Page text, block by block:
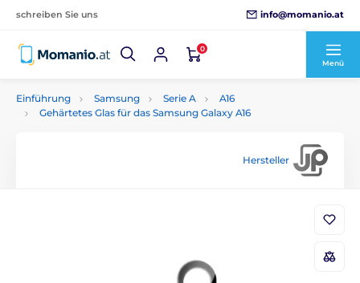
schreiben Sie uns info@momanio.at
0
Menü
Einführung Samsung Serie A
A16
Gehärtetes Glas für das Samsung Galaxy A16
Hersteller